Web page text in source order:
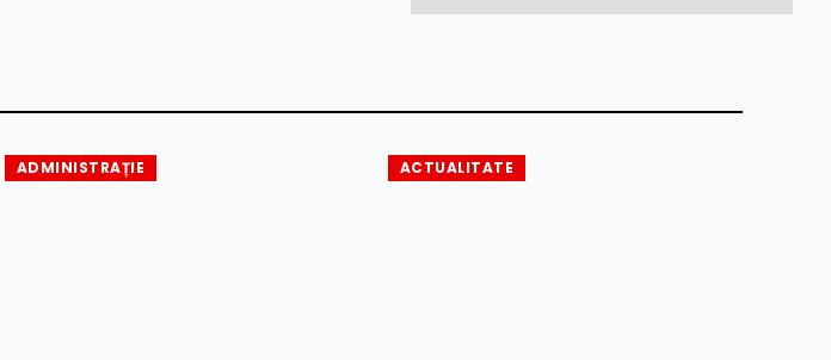
ADMINISTRAȚIE ACTUALITATE